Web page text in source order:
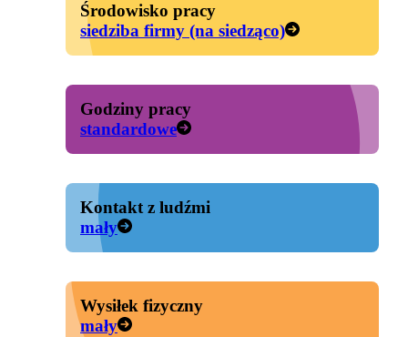
Środowisko pracy
siedziba firmy (na siedząco)
Godziny pracy
standardowe
Kontakt z ludźmi
mały
Wysiłek fizyczny
mały